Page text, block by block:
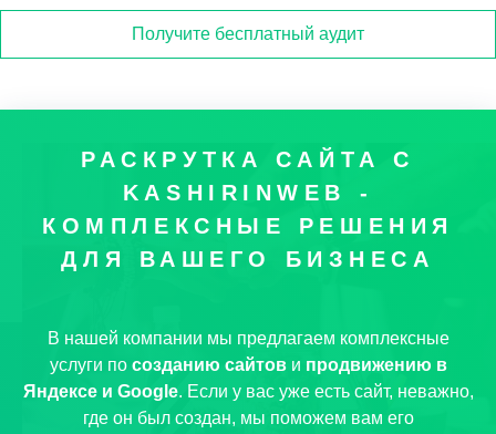
Получите бесплатный аудит
РАСКРУТКА САЙТА С
KASHIRINWEB -
КОМПЛЕКСНЫЕ РЕШЕНИЯ
ДЛЯ ВАШЕГО БИЗНЕСА
В нашей компании мы предлагаем комплексные
услуги по созданию сайтови продвижению в
Яндексе и Google. Если у вас уже есть сайт, неважно,
где он был создан, мы поможем вам его